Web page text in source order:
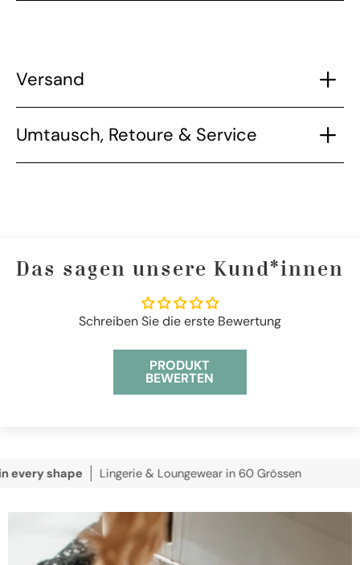
Versand
Umtausch, Retoure & Service
Das sagen unsere Kund*innen
Schreiben Sie die erste Bewertung
PRODUKT
BEWERTEN
shape Lingerie & Loungewear in 60 Grössen